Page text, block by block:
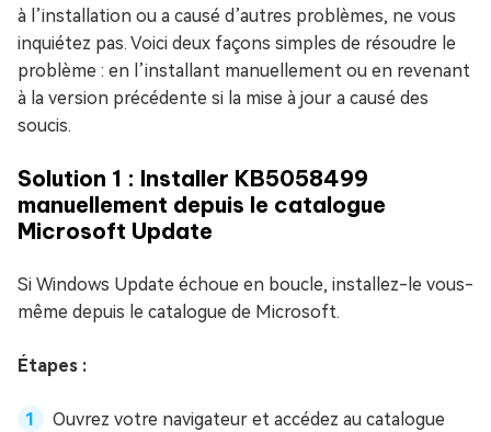
à l’installation ou a causé d’autres problèmes, ne vous
inquiétez pas. Voici deux façons simples de résoudre le
problème : en l’installant manuellement ou en revenant
à la version précédente si la mise à jour a causé des
soucis.
Solution 1 : Installer KB5058499
manuellement depuis le catalogue
Microsoft Update
Si Windows Update échoue en boucle, installez-le vous-
même depuis le catalogue de Microsoft.
Étapes :
Ouvrez votre navigateur et accédez au catalogue